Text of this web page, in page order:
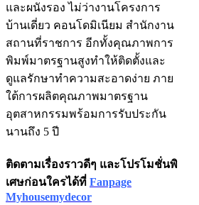
และผนังรอง ไม่ว่างานโครงการ
บ้านเดี่ยว คอนโดมิเนียม สำนักงาน
สถานที่ราชการ อีกทั้งคุณภาพการ
พิมพ์มาตรฐานสูงทำให้ติดตั้งและ
ดูแลรักษาทำความสะอาดง่าย ภาย
ใต้การผลิตคุณภาพมาตรฐาน
อุตสาหกรรมพร้อมการรับประกัน
นานถึง 5 ปี
ติดตามเรื่องราวดีๆ และโปรโมชั่นพิ
เศษก่อนใครได้ที่ Fanpage
Myhousemydecor